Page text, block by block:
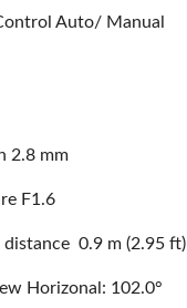
Auto/ Manual
2.8 mm
F1.6
distance 0.9 m (2.95 ft)
Horizonal: 102.0°